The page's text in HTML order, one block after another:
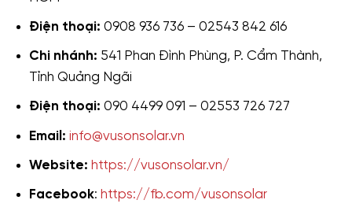
Điện thoại: 0908 936 736 – 02543 842 616
Chi nhánh: 541 Phan Đình Phùng, P. Cẩm Thành,
Tỉnh Quảng Ngãi
Điện thoại: 090 4499 091 – 02553 726 727
Email: info@vusonsolar.vn
Website: https://vusonsolar.vn/
Facebook: https://fb.com/vusonsolar